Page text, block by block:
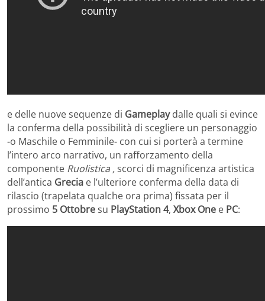
e delle nuove sequenze di Gameplaydalle quali si evince
la conferma della possibilità di scegliere un personaggio
-o Maschile o Femminile- con cui si porterà a termine
l’intero arco narrativo, un rafforzamento della
componente Ruolistica ,scorci di magnificenza artistica
dell’antica Grecia e l’ulteriore conferma della data di
rilascio (trapelata qualche ora prima) fissata per il
prossimo 5 Ottobresu PlayStation 4, Xbox One e PC: